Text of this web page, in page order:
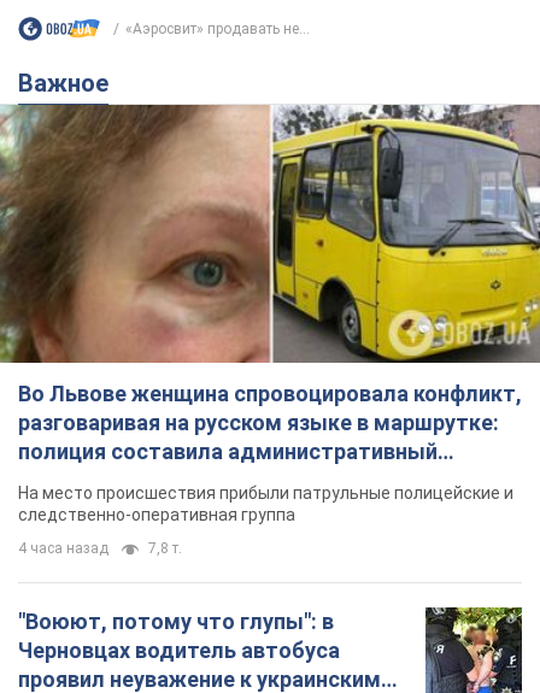
«Аэросвит» продавать не...
Важное
Во Львове женщина спровоцировала конфликт,
разговаривая на русском языке в маршрутке:
полиция составила административный
протокол. Видео
На место происшествия прибыли патрульные полицейские и
следственно-оперативная группа
4 часа назад 7,8 т.
"Воюют, потому что глупы": в
Черновцах водитель автобуса
проявил неуважение к украинским